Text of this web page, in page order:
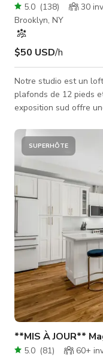
5.0 (138) 30
Brooklyn, NY
$50 USD/h
Notre studio est un
plafonds de 12 pieds
exposition sud offre
juste à côté de la
bus B57 et B60.
SUPERHÔTE
**MIS À JOUR**
5.0 (81) 60+